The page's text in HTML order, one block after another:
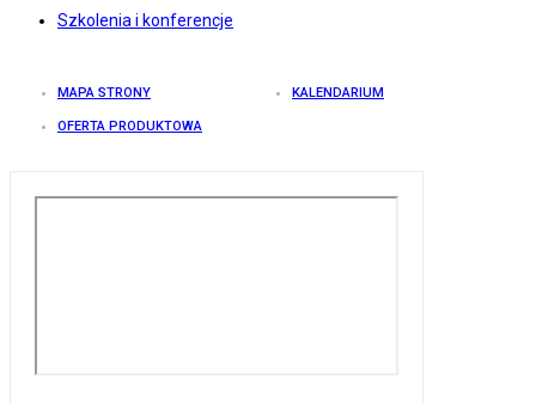
Szkolenia i konferencje
MAPA STRONY KALENDARIUM
OFERTA PRODUKTOWA